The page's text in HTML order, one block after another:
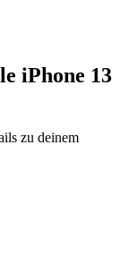
iPhone 13
zu deinem